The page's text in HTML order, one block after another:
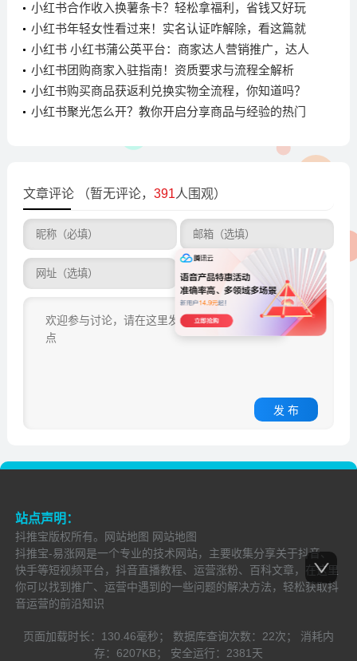
小红书合作收入换薯条卡？轻松拿福利，省钱又好玩
小红书年轻女性看过来！实名认证咋解除，看这篇就
懂
小红书 小红书蒲公英平台：商家达人营销推广，达人
结算流程大揭秘
小红书团购商家入驻指南！资质要求与流程全解析
小红书购买商品获返利兑换实物全流程，你知道吗？
小红书聚光怎么开？教你开启分享商品与经验的热门
文章评论 （暂无评论， 391人围观）
发 布
站点声明：
抖推宝版权所有。 网站地图 网站地图
抖推宝-易涨网是一个专业的技术网站，主要收集分享关于抖音、
快手等短视频平台，抖音直播教程、运营涨粉、百科文章，在这里
你可以找到推广、运营中遇到的一些问题的解决方法，轻松获取抖
音运营的前沿知识
页面加载时长： 130.46毫秒； 数据库查询次数： 22次；
消耗内
存： 6207KB； 安全运行： 2381天